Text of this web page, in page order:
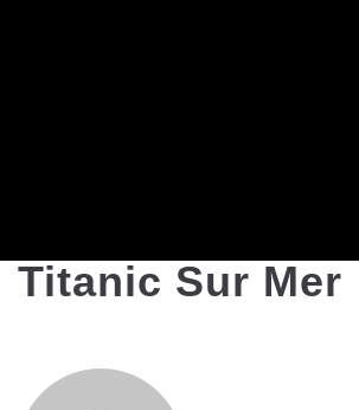
Titanic Sur Mer